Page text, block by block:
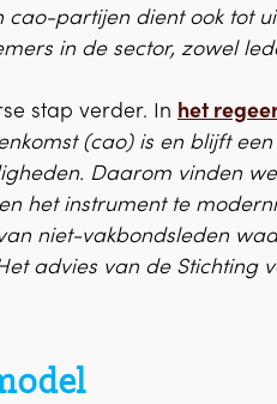
cao-partijen dient ook tot
in de sector, zowel
stap verder. In het
(cao) is en blijft
Daarom vinden
het instrument te
niet-vakbondsleden
advies van de Stichting